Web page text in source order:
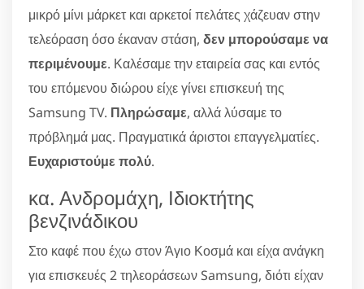
μικρό μίνι μάρκετ και αρκετοί πελάτες χάζευαν στην
τελεόραση όσο έκαναν στάση, δεν μπορούσαμε να
περιμένουμε. Καλέσαμε την εταιρεία σας και εντός
του επόμενου διώρου είχε γίνει επισκευή της
Samsung TV. Πληρώσαμε, αλλά λύσαμε το
πρόβλημά μας. Πραγματικά άριστοι επαγγελματίες.
Ευχαριστούμε πολύ.
κα. Ανδρομάχη, Ιδιοκτήτης
βενζινάδικου
Στο καφέ που έχω στον Άγιο Κοσμά και είχα ανάγκη
για επισκευές 2 τηλεοράσεων Samsung, διότι είχαν